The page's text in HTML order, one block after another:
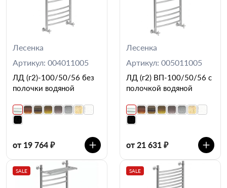
Лесенка
Артикул: 004011005
ЛД (г2)-100/50/56 без
полочки водяной
от 19 764 ₽
Лесенка
Артикул: 005011005
ЛД (г2) ВП-100/50/56 с
полочкой водяной
от 21 631 ₽
SALE SALE